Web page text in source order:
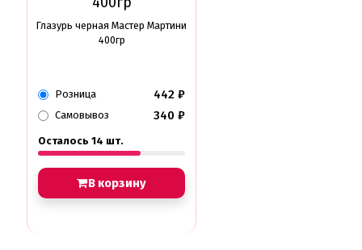
Глазурь черная Мастер Мартини
400гр
Розница 442 ₽
Самовывоз 340 ₽
Осталось 14 шт.
В корзину